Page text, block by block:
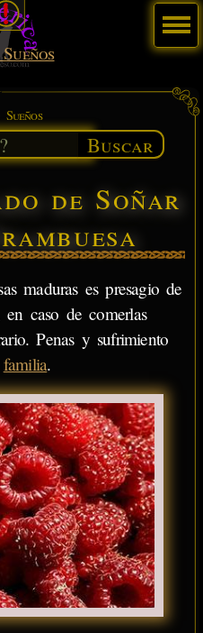
Buscar
de Soñar
maduras es presagio de
caso de comerlas
Penas y sufrimiento
familia.
Menú